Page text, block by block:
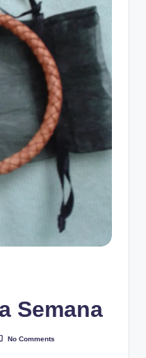
Semana
No Comments